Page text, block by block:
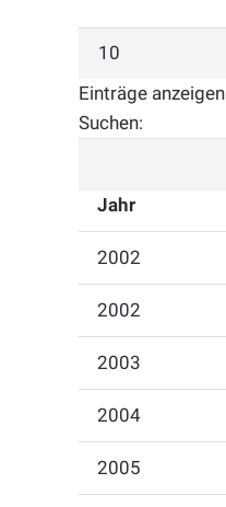
Einträge anzeigen
Suchen:
Jahr
2002
2002
2003
2004
2005